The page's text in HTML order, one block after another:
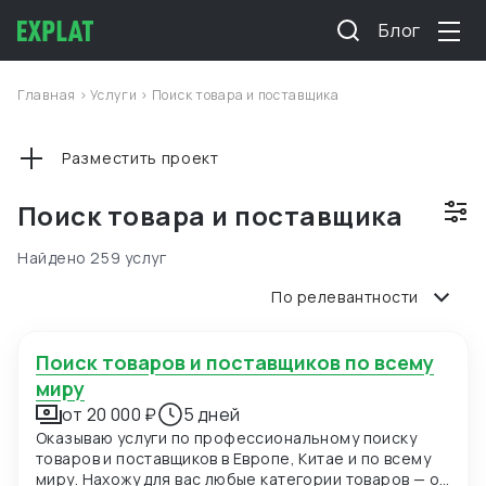
Блог
Главная >Услуги > Поиск товара и поставщика
Поиск товара и поставщика
Разместить проект
Найдено 259 услуг
По релевантности
Поиск товаров и поставщиков по всему
миру
от 20 000 ₽ 5 дней
Оказываю услуги по профессиональному поиску
товаров и поставщиков в Европе, Китае и по всему
миру. Нахожу для вас любые категории товаров — от